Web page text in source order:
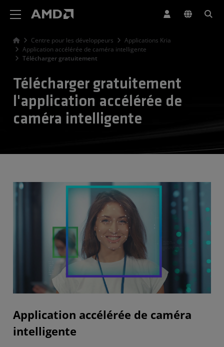
Centre pour les développeurs
Applications Kria
Application accélérée de caméra intelligente
Télécharger gratuitement
Télécharger gratuitement
l'application accélérée de
caméra intelligente
Application accélérée de caméra
intelligente